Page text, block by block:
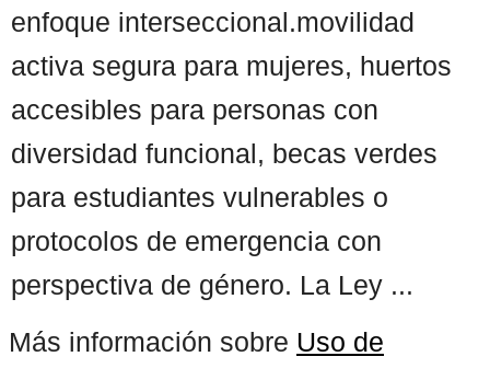
enfoque interseccional.movilidad
activa segura para mujeres, huertos
accesibles para personas con
diversidad funcional, becas verdes
para estudiantes vulnerables o
protocolos de emergencia con
perspectiva de género. La Ley ...
Más información sobre Uso de